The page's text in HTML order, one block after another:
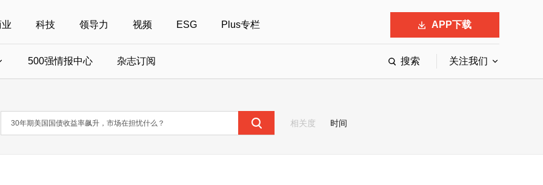
科技 领导力 视频 ESG Plus专栏 APP下载
中国40位40岁以下的商界精英申报 中国最具社会影响力的创业公司申报
富MPW女性峰会 财富世界500强峰会 财富40U40创想会
500强情报中心 杂志订阅 搜索 关注我们
相关度 时间